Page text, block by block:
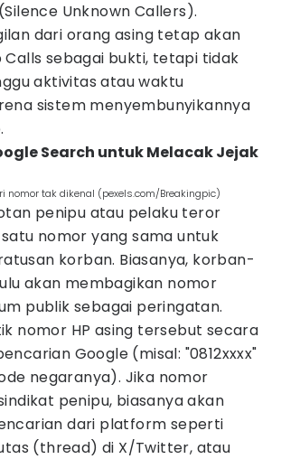
Unknown Callers).
dari orang asing tetap akan
sebagai bukti, tetapi tidak
aktivitas atau waktu
sistem menyembunyikannya
Search untuk Melacak Jejak
tak dikenal (pexels.com/Breakingpic)
penipu atau pelaku teror
nomor yang sama untuk
korban. Biasanya, korban-
akan membagikan nomor
publik sebagai peringatan.
nomor HP asing tersebut secara
Google (misal: "0812xxxx"
negaranya). Jika nomor
penipu, biasanya akan
dari platform seperti
(thread) di X/Twitter, atau